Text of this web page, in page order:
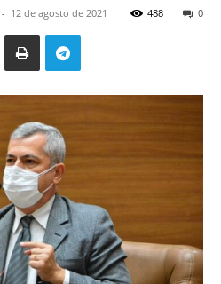
- 12 de agosto de 2021 0
488